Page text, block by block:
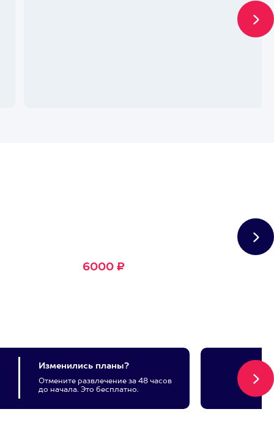
6000 ₽
Изменились планы?
Отмените развлечение за 48 часов
до начала. Это бесплатно.